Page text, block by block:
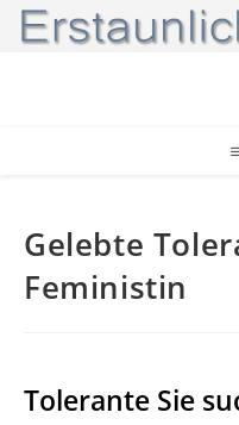
Zum
Inhalt
Gelebte
Feministin
Tolerante Sie